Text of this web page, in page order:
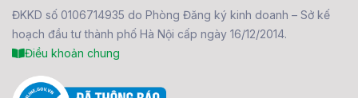
ĐKKD số 0106714935 do Phòng Đăng ký kinh doanh – Sở kế
hoạch đầu tư thành phố Hà Nội cấp ngày 16/12/2014.
Điều khoản chung